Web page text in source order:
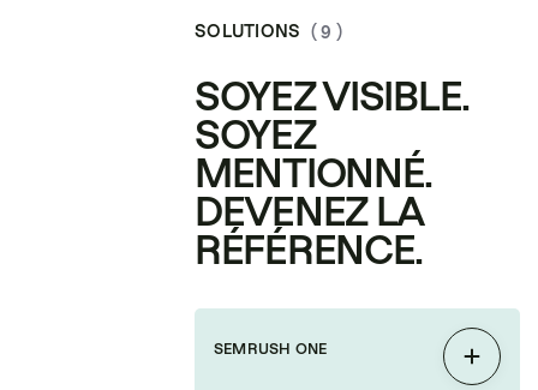
SOLUTIONS ( 9 )
SOYEZ VISIBLE.
SOYEZ
MENTIONNÉ.
DEVENEZ LA
RÉFÉRENCE.
SEMRUSH ONE